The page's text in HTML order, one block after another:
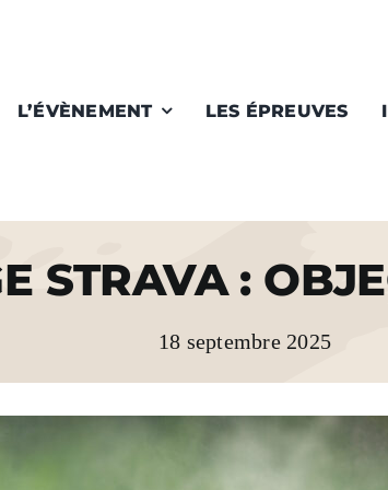
L’ÉVÈNEMENT
LES ÉPREUVES
STRAVA :
18 septembre 2025